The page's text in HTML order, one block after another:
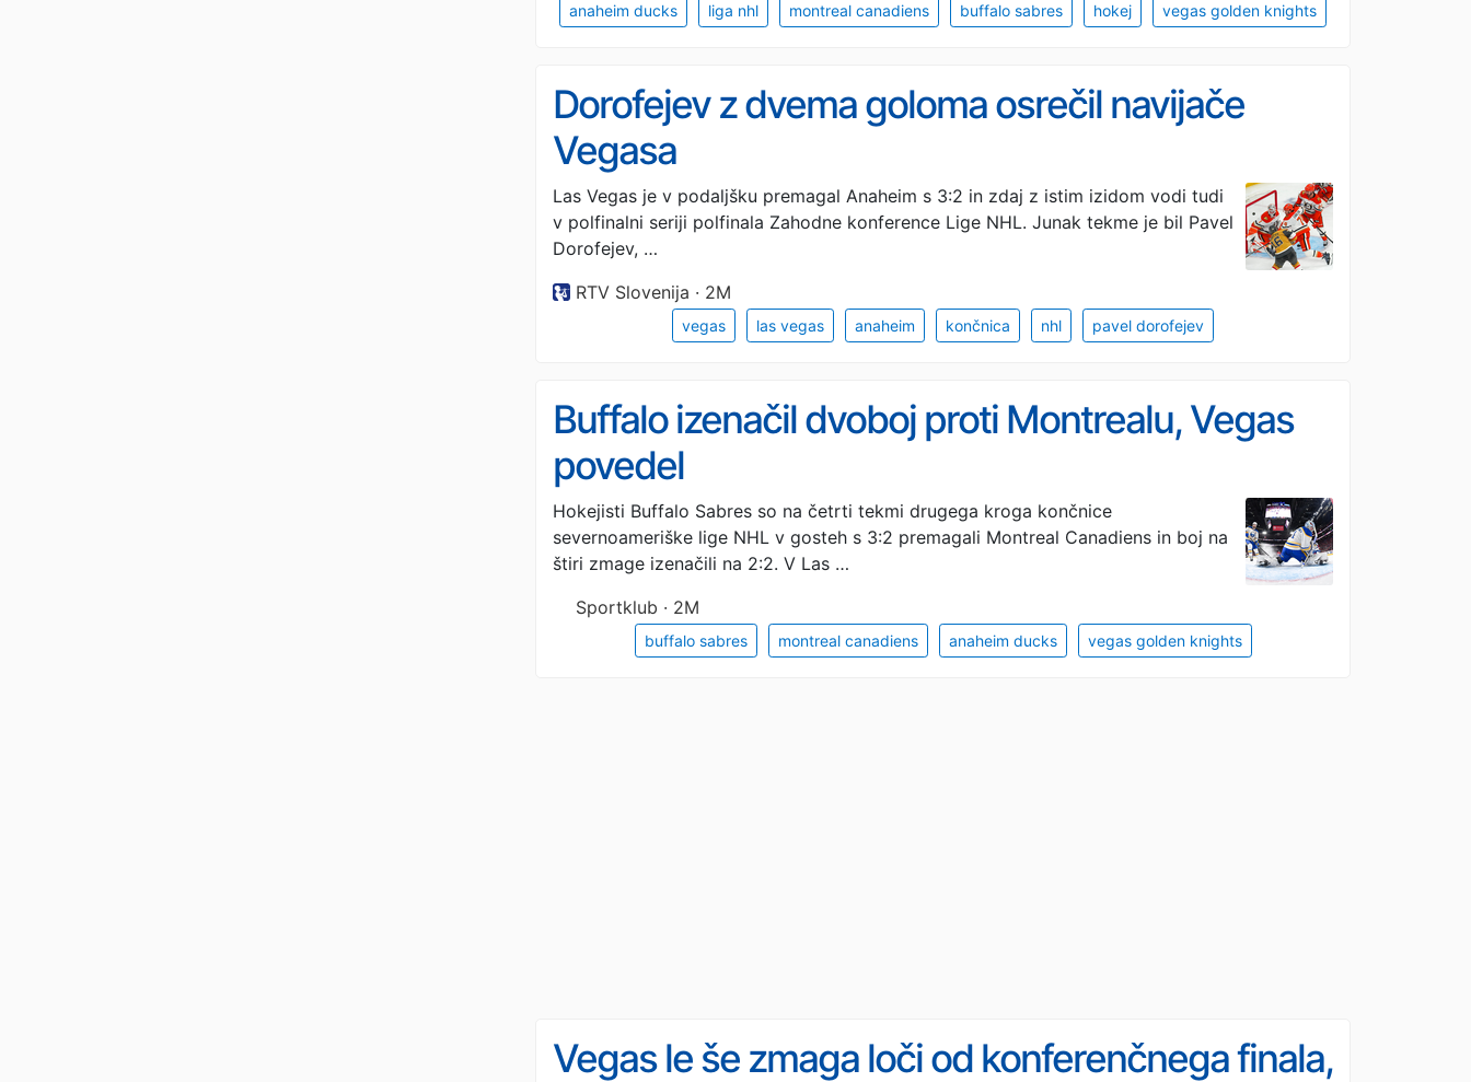
anaheim ducks liga nhl montreal canadiens buffalo sabres hokej vegas golden knights
Dorofejev z dvema goloma osrečil navijače
Vegasa
Las Vegas je v podaljšku premagal Anaheim s 3:2 in zdaj z istim izidom vodi tudi
v polfinalni seriji polfinala Zahodne konference Lige NHL. Junak tekme je bil Pavel
Dorofejev, …
RTV Slovenija · 2M
vegas las vegas anaheim končnica nhl pavel dorofejev
Buffalo izenačil dvoboj proti Montrealu, Vegas
povedel
Hokejisti Buffalo Sabres so na četrti tekmi drugega kroga končnice
severnoameriške lige NHL v gosteh s 3:2 premagali Montreal Canadiens in boj na
štiri zmage izenačili na 2:2. V Las …
Sportklub · 2M
buffalo sabres montreal canadiens anaheim ducks vegas golden knights
Vegas le še zmaga loči od konferenčnega finala,